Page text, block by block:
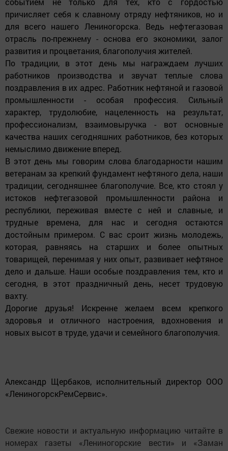
причисляет себя к славному отряду нефтяников, но и
для всего нашего Лениногорска. Ведь нефтегазовая
отрасль по-прежнему - основа его экономики, залог
развития и процветания, благополучия жителей.
По традиции, в этот день мы награждаем лучших
работников производства и звучат теплые слова
поздравления в их адрес. Работник нефтяной и газовой
промышленности - особая профессия. Сильный
характер, трудолюбие, нацеленность на результат,
профессионализм, взаимовыручка - вот основные
качества наших сегодняшних работников, без которых
немыслимо движение вперед.
В этот день мы говорим слова благодарности нашим
ветеранам за крепкий фундамент нефтяного дела, наши
традиции, сегодняшнее благополучие. Все, кто стоял у
истоков нефтегазовой промышленности района и
республики, переживая вместе с ней и славные, и
трудные времена, для нас и сегодня остаются
достойным примером. С вас сроит жизнь молодежь,
которая, равняясь на старших и более опытных
товарищей, перенимая у них опыт, развивает нефтяное
дело и дальше. Наши особые поздравления тем, кто и
сегодня, в этот праздничный день, несет трудовую
вахту.
Дорогие друзья! Искренне желаем всем крепкого
здоровья и отличного настроения, вдохновения и
новых высот в труде, удачи и семейного благополучия.
Александр Щербаков, исполнительный директор ООО
«ЛениногорскРемСервис».
Свежие новости и актуальную информацию читайте в
номерах газеты «Лениногорские вести» и «Заман